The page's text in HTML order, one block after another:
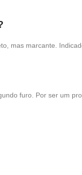
mas marcante.
furo. Por ser um